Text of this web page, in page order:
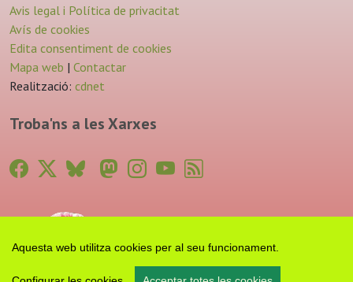
Aquesta web utilitza cookies per al seu funcionament.
Avis legal i Política de privacitat
Avís de cookies
Edita consentiment de cookies
Mapa web | Contactar
Realització: cdnet
Troba'ns a les Xarxes